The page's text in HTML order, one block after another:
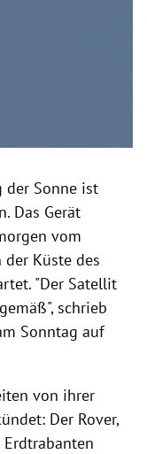
der Sonne ist
Das Gerät
vom
der Küste des
"Der Satellit
schrieb
Sonntag auf
von ihrer
Der Rover,